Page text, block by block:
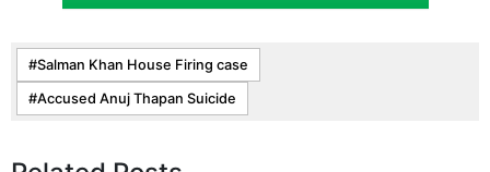
Salman Khan House Firing case
Accused Anuj Thapan Suicide